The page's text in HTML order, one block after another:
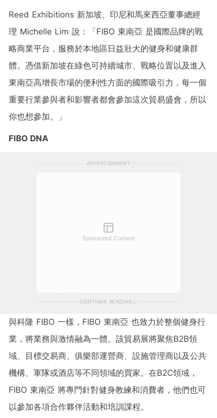
Reed Exhibitions 新加坡、印尼和馬來西亞董事總經
理 Michelle Lim 說：「 FIBO 東南亞 是國際品牌的戰
略商業平台，服務於本地區日益壯大的健身和健康群
體。憑借新加坡在綠色可持續城市、戰略位置以及進入
東南亞高增長市場的便利性方面的國際吸引力，每一個
重要行業參與者和影響者都會參加這次貿易盛會，所以
你也想參加。」
FIBO DNA
ADVERTISEMENT
Sponsored Content
CONTINUE READING
與科隆 FIBO 一樣， FIBO 東南亞 也致力於整個健身行
業，將業務與激情融為一體。該貿易展將聚焦B2B領
域、目標交易商、俱樂部運營商、設施管理商以及公共
機構、軍隊或酒店等不同領域的買家。在B2C領域，
FIBO 東南亞 將專門針對健身教練和消費者，他們也可
以參加各項合作夥伴活動和培訓課程。